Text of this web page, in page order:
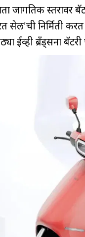
जागतिक स्तरावर
सेल'ची निर्मिती
ईव्ही ब्रँड्सना